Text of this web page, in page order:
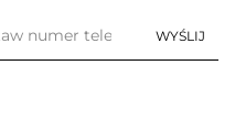
WYŚLIJ